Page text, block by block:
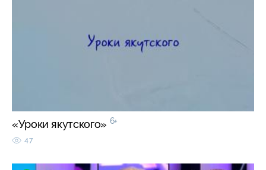
«Уроки якутского» 6+
47